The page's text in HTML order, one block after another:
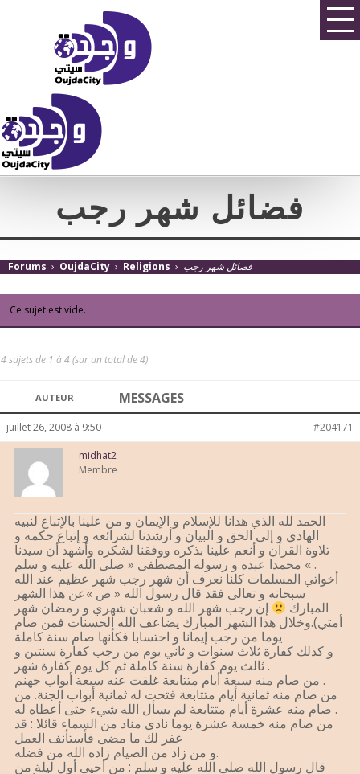
فضائل شهر رجب
Forums › OujdaCity › Religions › فضائل شهر رجب
Ce sujet est vide.
4 sujets de 1 à 4 (sur un total de 4)
AUTEUR MESSAGES
juillet 26, 2008 à 9:50 #204171
midhat2
Membre
الحمد لله الذي هدانا للإسلام و الإيمان و من علينا بالإتباع لنبيه
الهادي و إلى الحق و البيان و أرشدنا لشرائعه و إتباع حكمه و
تلاوة القرآن و أنعم علينا بذكره ووفقنا لشكره وأشهد أن سيدنا
محمدا عبده و رسوله المصطفى « صلى الله عليه و سلم « .
أخواتي المسلمات كلنا نعرف أن شهر رجب شهر عظيم عند الله
سبحانه و تعالى فقد قال رسول الله « ص »عن هذا الشهر
المبارك
إن رجب شهر الله و شعبان شهري و رمضان شهر
أمتي).وخلال هذا الشهر المبارك يضاعف الله الحسنات فمن صام
يوما من رجب إيمانا و احتسابا فكأنها صام سنة كاملة
و كذلك كفارة ثلاث سنوات و ثاني يوم من رجب كفارة سنتين و
ثالث يوم كفارة سنة كاملة ثم كل يوم كفارة شهر .
من صام منه سبعة أيام متتابعة غلقت عنه سبعة أبواب جهنم .
من صام منه ثمانية أيام متتابعة فتحت له ثمانية أبواب الجنة. من
صام منه عشرة أيام متتابعة لم يسأل الله شيء حتى أعطاه له .
من صام منه خمسة عشرة يوما نادى مناد من السماء قائلا : قد
غفر لك ما مضى فأستأنف العمل
و من زاد من الصيام زاده الله من فضله.
قال رسول الله صلى الله عليه و سلم : من أحيى أول ليلة من